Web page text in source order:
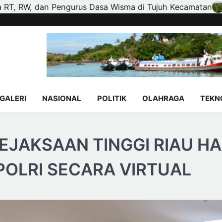
Tujuh Kecamatan Polisi dan Petani di Kandis Kawal
GALERI NASIONAL POLITIK OLAHRAGA
TINGGI RIAU
SECARA VIRTUAL